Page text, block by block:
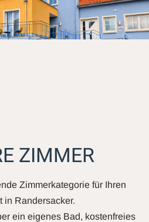
ZIMMER
Zimmerkategorie für Ihren
in Randersacker.
ein eigenes Bad, kostenfreies